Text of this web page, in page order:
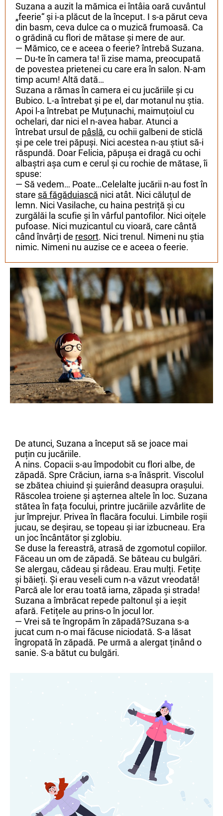
Suzana a auzit la mămica ei întâia oară cuvântul
„feerie“ și i-a plăcut de la început. I s-a părut ceva
din basm, ceva dulce ca o muzică frumoasă. Ca
o grădină cu flori de mătase și mere de aur.
— Mămico, ce e aceea o feerie? întrebă Suzana.
— Du-te în camera ta! îi zise mama, preocupată
de povestea prietenei cu care era în salon. N-am
timp acum! Altă dată…
Suzana a rămas în camera ei cu jucăriile și cu
Bubico. L-a întrebat și pe el, dar motanul nu știa.
Apoi l-a întrebat pe Muțunachi, maimuțoiul cu
ochelari, dar nici el n-avea habar. Atunci a
întrebat ursul de pâslă, cu ochii galbeni de sticlă
și pe cele trei păpuși. Nici acestea n-au știut să-i
răspundă. Doar Felicia, păpușa ei dragă cu ochi
albaștri așa cum e cerul și cu rochie de mătase, îi
spuse:
— Să vedem… Poate…Celelalte jucării n-au fost în
stare să făgăduiască nici atât. Nici căluțul de
lemn. Nici Vasilache, cu haina pestriță și cu
zurgălăi la scufie și în vârful pantofilor. Nici oițele
pufoase. Nici muzicantul cu vioară, care cântă
când învârți de resort. Nici trenul. Nimeni nu știa
nimic. Nimeni nu auzise ce e aceea o feerie.
De atunci, Suzana a început să se joace mai
puțin cu jucăriile.
A nins. Copacii s-au împodobit cu flori albe, de
zăpadă. Spre Crăciun, iarna s-a înăsprit. Viscolul
se zbătea chiuind și șuierând deasupra orașului.
Răscolea troiene și așternea altele în loc. Suzana
stătea în fața focului, printre jucăriile azvârlite de
jur împrejur. Privea în flacăra focului. Limbile roșii
jucau, se deșirau, se topeau și iar izbucneau. Era
un joc încântător și zglobiu.
Se duse la fereastră, atrasă de zgomotul copiilor.
Făceau un om de zăpadă. Se băteau cu bulgări.
Se alergau, cădeau și râdeau. Erau mulți. Fetițe
și băieți. Și erau veseli cum n-a văzut vreodată!
Parcă ale lor erau toată iarna, zăpada și strada!
Suzana a îmbrăcat repede paltonul și a ieșit
afară. Fetițele au prins-o în jocul lor.
— Vrei să te îngropăm în zăpadă?Suzana s-a
jucat cum n-o mai făcuse niciodată. S-a lăsat
îngropată în zăpadă. Pe urmă a alergat ținând o
sanie. S-a bătut cu bulgări.